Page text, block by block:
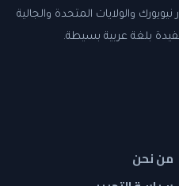
والولايات المتحدة والجالية
بلغة عربية بسيطة.
من نحن